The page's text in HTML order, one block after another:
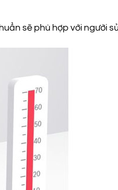
sẽ phù hợp với người